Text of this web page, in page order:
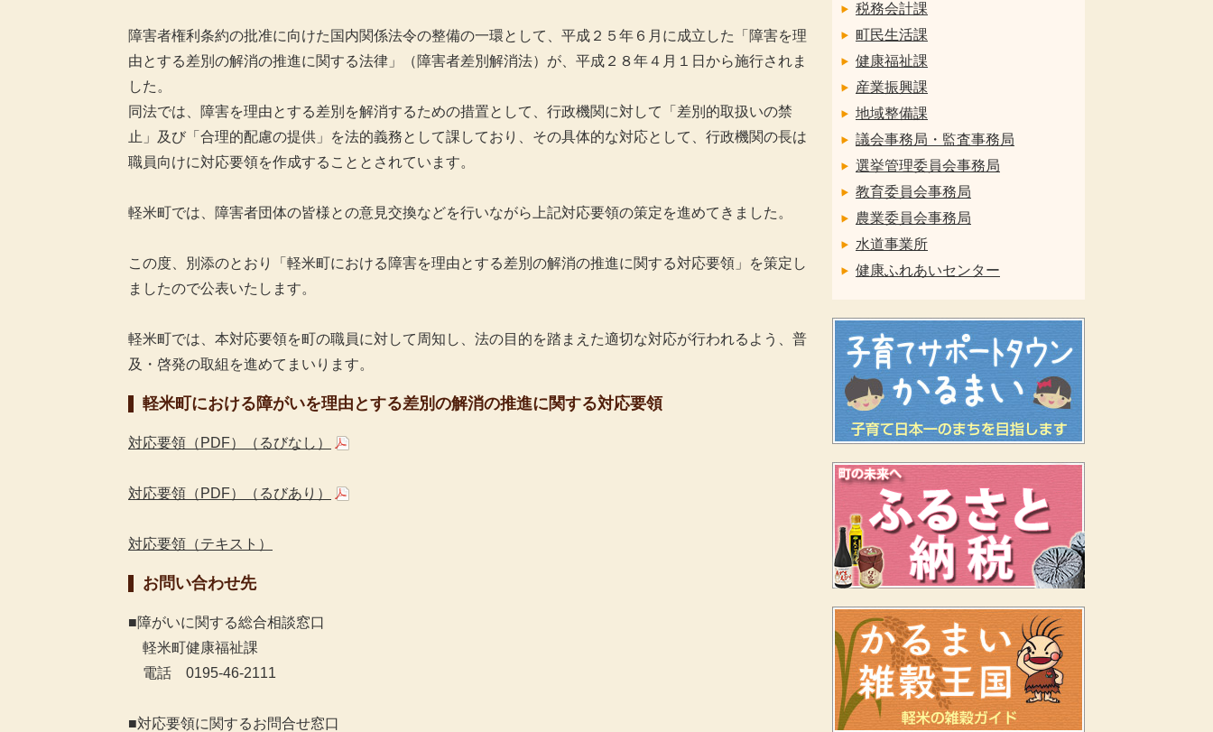
障害者権利条約の批准に向けた国内関係法令の整備の一環として、平成２５年６月に成立した「障害を理
由とする差別の解消の推進に関する法律」（障害者差別解消法）が、平成２８年４月１日から施行されま
した。
同法では、障害を理由とする差別を解消するための措置として、行政機関に対して「差別的取扱いの禁
止」及び「合理的配慮の提供」を法的義務として課しており、その具体的な対応として、行政機関の長は
職員向けに対応要領を作成することとされています。
軽米町では、障害者団体の皆様との意見交換などを行いながら上記対応要領の策定を進めてきました。
この度、別添のとおり「軽米町における障害を理由とする差別の解消の推進に関する対応要領」を策定し
ましたので公表いたします。
軽米町では、本対応要領を町の職員に対して周知し、法の目的を踏まえた適切な対応が行われるよう、普
及・啓発の取組を進めてまいります。
軽米町における障がいを理由とする差別の解消の推進に関する対応要領
対応要領（PDF）（るびなし）
対応要領（PDF）（るびあり）
対応要領（テキスト）
お問い合わせ先
■障がいに関する総合相談窓口
軽米町健康福祉課
電話 0195-46-2111
■対応要領に関するお問合せ窓口
税務会計課
町民生活課
健康福祉課
産業振興課
地域整備課
議会事務局・監査事務局
選挙管理委員会事務局
教育委員会事務局
農業委員会事務局
水道事業所
健康ふれあいセンター